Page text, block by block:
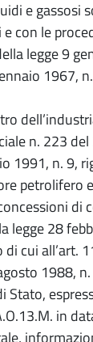
e gassosi
con le
legge 9
1967,
n. 223
1991, n. 9,
petrolifero
legge 28
cui all’art.
1988,
Stato,
in